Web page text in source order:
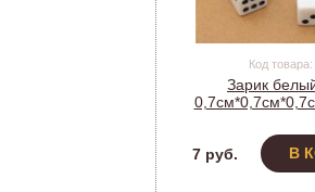
Код
Зарик
7 руб.
В